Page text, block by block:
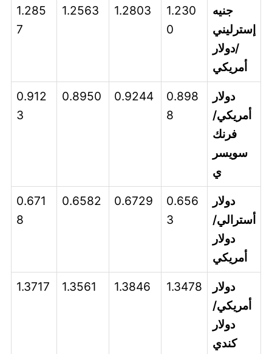
جنيه
إسترليني
/دولار
أمريكي
1.230
0
1.2803
1.2563
1.285
7
دولار
أمريكي/
فرنك
سويسر
ي
0.898
8
0.9244
0.8950
0.912
3
دولار
أسترالي/
دولار
أمريكي
0.656
3
0.6729
0.6582
0.671
8
دولار
أمريكي/
دولار
كندي
1.3478
1.3846
1.3561
1.3717